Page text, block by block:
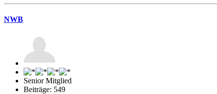
NWB
Senior Mitglied
Beiträge: 549